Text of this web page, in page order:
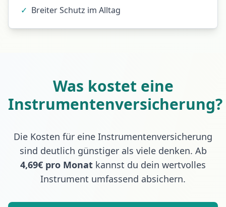
✓ Breiter Schutz im Alltag
Was kostet eine
Instrumentenversicherung?
Die Kosten für eine Instrumentenversicherung
sind deutlich günstiger als viele denken. Ab
4,69€ pro Monat kannst du dein wertvolles
Instrument umfassend absichern.